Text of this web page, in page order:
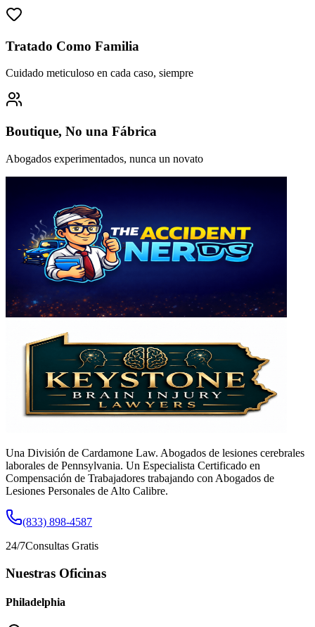
Tratado Como Familia
Cuidado meticuloso en cada caso, siempre
Boutique, No una Fábrica
Abogados experimentados, nunca un novato
Una División de Cardamone Law. Abogados de lesiones cerebrales
laborales de Pennsylvania. Un Especialista Certificado en
Compensación de Trabajadores trabajando con Abogados de
Lesiones Personales de Alto Calibre.
(833) 898-4587
24/7Consultas Gratis
Nuestras Oficinas
Philadelphia